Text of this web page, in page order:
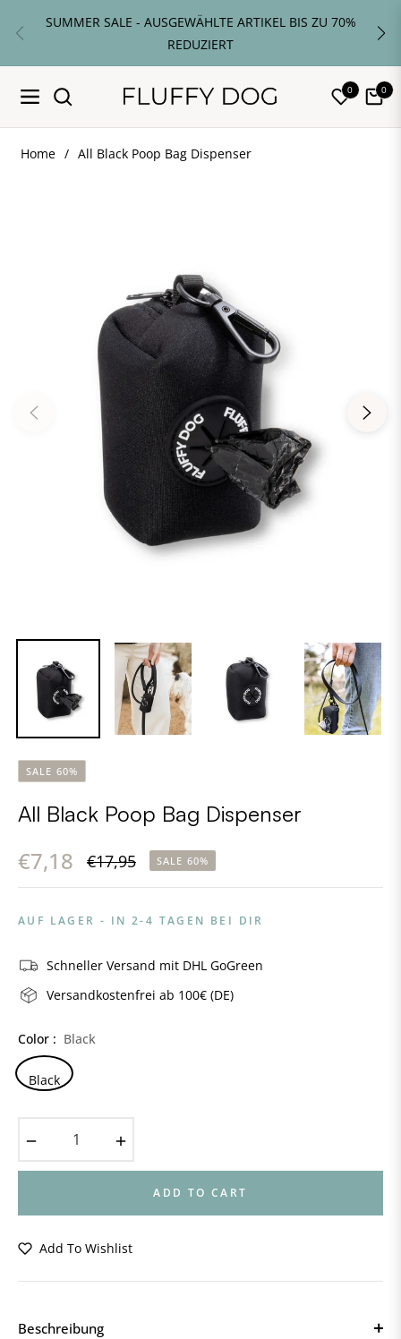
SUMMER SALE - AUSGEWÄHLTE ARTIKEL BIS ZU 70%
REDUZIERT
Navigation
0
Cart
0
Home / All Black Poop Bag Dispenser
SALE 60%
All Black Poop Bag Dispenser
€7,18
Regular
price
€17,95 SALE 60%
AUF LAGER - IN 2-4 TAGEN BEI DIR
Schneller Versand mit DHL GoGreen
Versandkostenfrei ab 100€ (DE)
Color : Black
Black
ADD TO CART
Add To Wishlist
Beschreibung